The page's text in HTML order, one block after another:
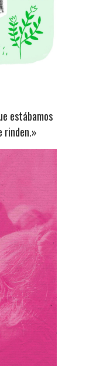
estábamos
rinden.»